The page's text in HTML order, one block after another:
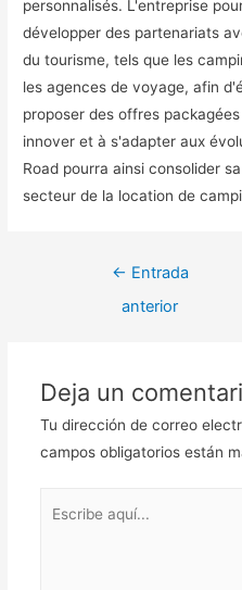
personnalisés. L'entreprise
développer des partenariats
du tourisme, tels que les
les agences de voyage, afin
proposer des offres
innover et à s'adapter aux
Road pourra ainsi consolider
secteur de la location de
Navegación
← Entrada
anterior
Deja un
Tu dirección de correo
campos obligatorios están